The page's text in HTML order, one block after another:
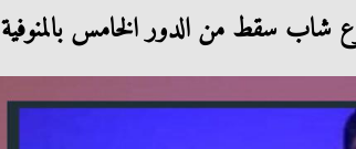
سقط من الدور الخامس بالمنوفية